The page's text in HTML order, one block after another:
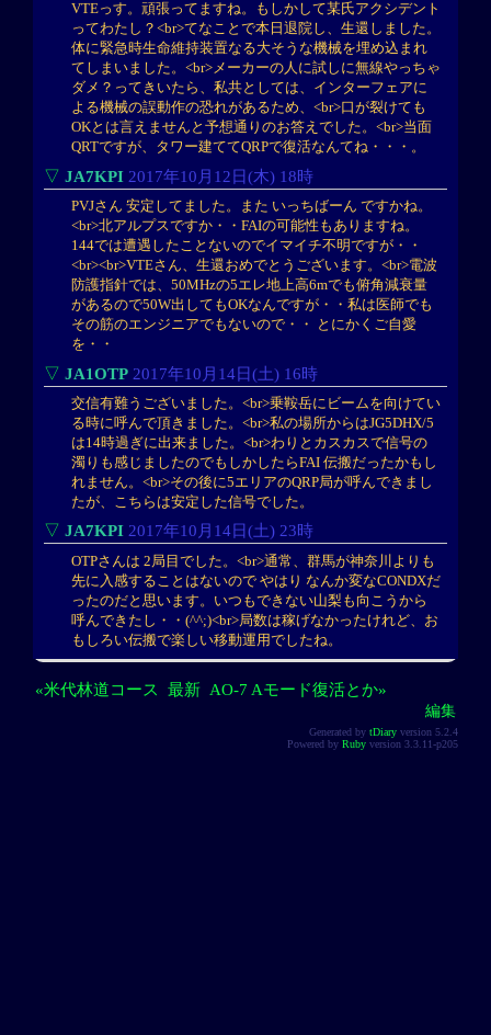
VTEっす。頑張ってますね。もしかして某氏アクシデント
ってわたし？<br>てなことで本日退院し、生還しました。
体に緊急時生命維持装置なる大そうな機械を埋め込まれ
てしまいました。<br>メーカーの人に試しに無線やっちゃ
ダメ？ってきいたら、私共としては、インターフェアに
よる機械の誤動作の恐れがあるため、<br>口が裂けても
OKとは言えませんと予想通りのお答えでした。<br>当面
QRTですが、タワー建ててQRPで復活なんてね・・・。
▽ JA7KPI 2017年10月12日(木) 18時
PVJさん 安定してました。また いっちばーん ですかね。
<br>北アルプスですか・・FAIの可能性もありますね。
144では遭遇したことないのでイマイチ不明ですが・・
<br><br>VTEさん、生還おめでとうございます。<br>電波
防護指針では、50MHzの5エレ地上高6mでも俯角減衰量
があるので50W出してもOKなんですが・・私は医師でも
その筋のエンジニアでもないので・・ とにかくご自愛
を・・
▽ JA1OTP 2017年10月14日(土) 16時
交信有難うございました。<br>乗鞍岳にビームを向けてい
る時に呼んで頂きました。<br>私の場所からはJG5DHX/5
は14時過ぎに出来ました。<br>わりとカスカスで信号の
濁りも感じましたのでもしかしたらFAI 伝搬だったかもし
れません。<br>その後に5エリアのQRP局が呼んできまし
たが、こちらは安定した信号でした。
▽ JA7KPI 2017年10月14日(土) 23時
OTPさんは 2局目でした。<br>通常、群馬が神奈川よりも
先に入感することはないので やはり なんか変なCONDXだ
ったのだと思います。いつもできない山梨も向こうから
呼んできたし・・(^^;)<br>局数は稼げなかったけれど、お
もしろい伝搬で楽しい移動運用でしたね。
«米代林道コース 最新 AO-7 Aモード復活とか»
編集
Generated by tDiary version 5.2.4
Powered by Ruby version 3.3.11-p205